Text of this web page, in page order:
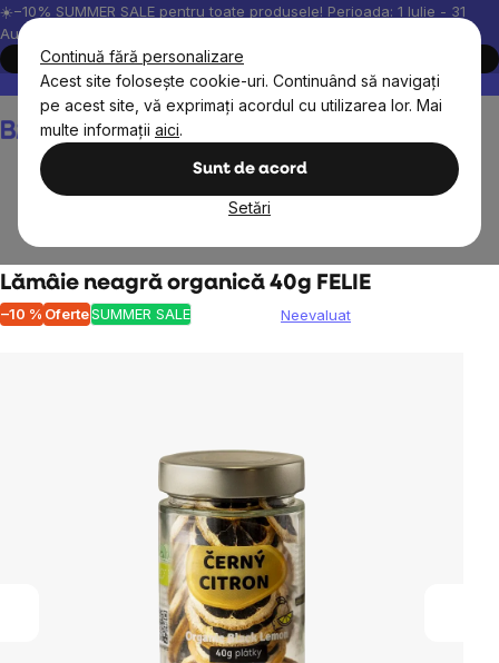
Continuă fără personalizare
Acest site folosește cookie-uri. Continuând să navigați
pe acest site, vă exprimați acordul cu utilizarea lor. Mai
multe informații aici.
Sunt de acord
Setări
Treci
la
conținut
☀️−10% SUMMER SALE pentru toate produsele! Perioada: 1 Iulie - 31
August, 2026.
Cumpără acum
Peste 200.000 de recenzii verificate
Produsele noastre sunt
Coş
de
Lămâie neagră organică 40g FELIE
–10 % OferteSUMMER SALE
Evaluarea
din
stele.
Neevaluat